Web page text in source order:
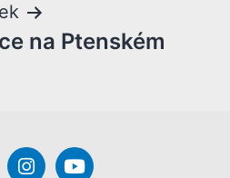
na Ptenském